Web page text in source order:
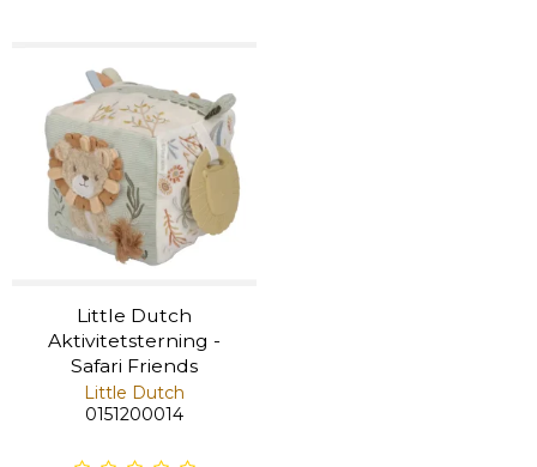
Little Dutch
Aktivitetsterning -
Safari Friends
Little Dutch
0151200014